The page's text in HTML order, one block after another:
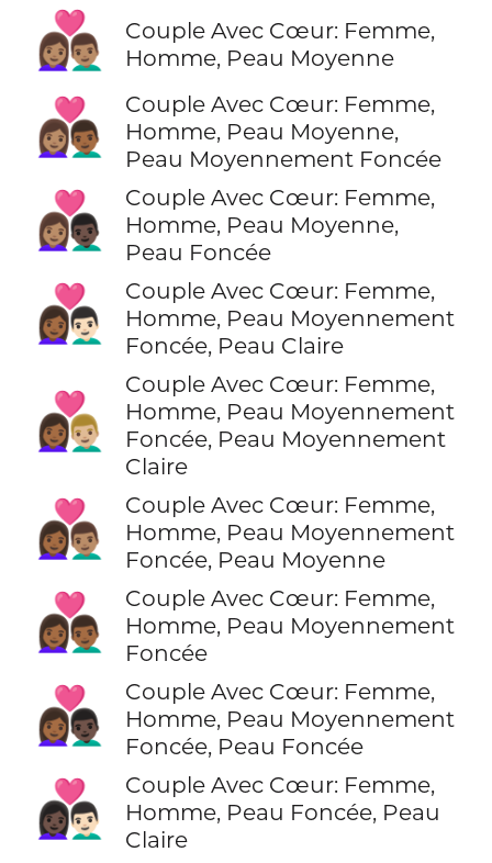
👩🏽‍❤️‍👨🏽
Couple Avec Cœur: Femme,
Homme, Peau Moyenne
👩🏽‍❤️‍👨🏾
Couple Avec Cœur: Femme,
Homme, Peau Moyenne,
Peau Moyennement Foncée
👩🏽‍❤️‍👨🏿
Couple Avec Cœur: Femme,
Homme, Peau Moyenne,
Peau Foncée
👩🏾‍❤️‍👨🏻
Couple Avec Cœur: Femme,
Homme, Peau Moyennement
Foncée, Peau Claire
👩🏾‍❤️‍👨🏼
Couple Avec Cœur: Femme,
Homme, Peau Moyennement
Foncée, Peau Moyennement
Claire
👩🏾‍❤️‍👨🏽
Couple Avec Cœur: Femme,
Homme, Peau Moyennement
Foncée, Peau Moyenne
👩🏾‍❤️‍👨🏾
Couple Avec Cœur: Femme,
Homme, Peau Moyennement
Foncée
👩🏾‍❤️‍👨🏿
Couple Avec Cœur: Femme,
Homme, Peau Moyennement
Foncée, Peau Foncée
👩🏿‍❤️‍👨🏻
Couple Avec Cœur: Femme,
Homme, Peau Foncée, Peau
Claire